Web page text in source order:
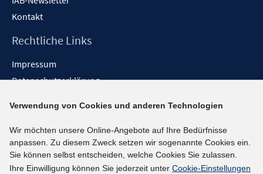
Kontakt
Rechtliche Links
Impressum
Datenschutzerklärung
Barrieren melden
Social-Media-Kanäle
BlueSky
Verwendung von Cookies und anderen Technologien
Wir möchten unsere Online-Angebote auf Ihre Bedürfnisse
anpassen. Zu diesem Zweck setzen wir sogenannte Cookies ein.
Sie können selbst entscheiden, welche Cookies Sie zulassen.
Ihre Einwilligung können Sie jederzeit unter Cookie-Einstellungen